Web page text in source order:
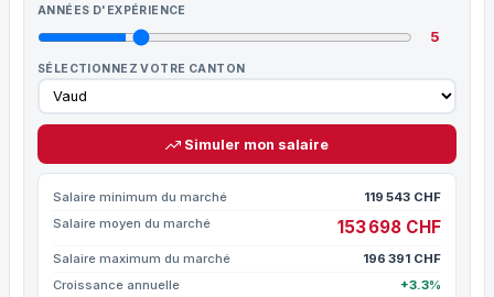
ANNÉES D'EXPÉRIENCE
5
SÉLECTIONNEZ VOTRE CANTON
Simuler mon salaire
Salaire minimum du marché
119 543 CHF
Salaire moyen du marché
153 698 CHF
Salaire maximum du marché
196 391 CHF
Croissance annuelle
+3.3%